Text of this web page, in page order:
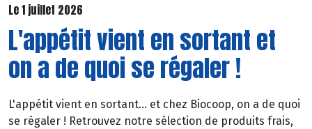
Le 1 juillet 2026
L'appétit vient en sortant et
on a de quoi se régaler !
L'appétit vient en sortant... et chez Biocoop, on a de quoi
se régaler ! Retrouvez notre sélection de produits frais,